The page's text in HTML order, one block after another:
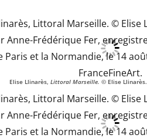
Elise Llinarès, Littoral Marseille. © Elise Llinarès.